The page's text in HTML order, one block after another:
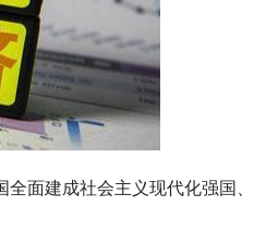
面建成社会主义现代化强国、